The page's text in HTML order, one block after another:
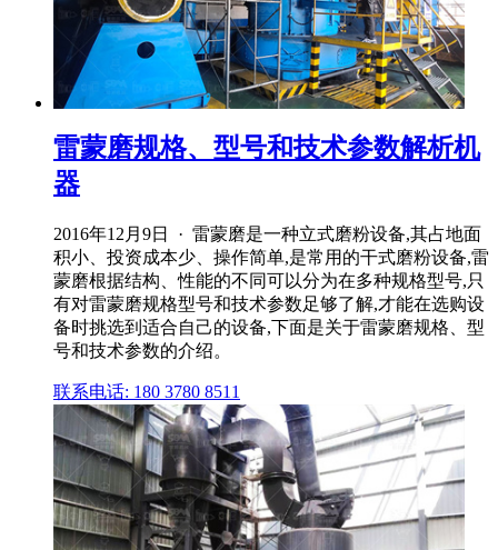
雷蒙磨规格、型号和技术参数解析机
器
2016年12月9日 · 雷蒙磨是一种立式磨粉设备,其占地面
积小、投资成本少、操作简单,是常用的干式磨粉设备,雷
蒙磨根据结构、性能的不同可以分为在多种规格型号,只
有对雷蒙磨规格型号和技术参数足够了解,才能在选购设
备时挑选到适合自己的设备,下面是关于雷蒙磨规格、型
号和技术参数的介绍。
联系电话: 180 3780 8511